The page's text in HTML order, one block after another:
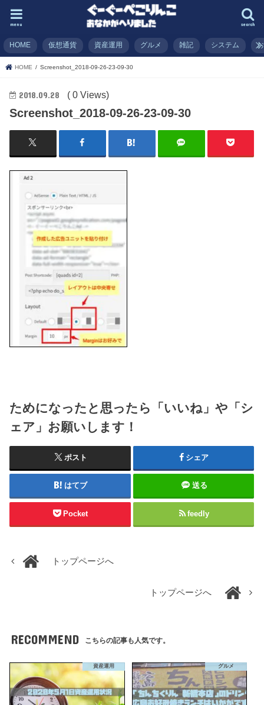
search
menu
HOME 仮想通貨 資産運用 グルメ 雑記 システム
HOME Screenshot_2018-09-26-23-09-30
2018.09.28 ( 0 Views)
Screenshot_2018-09-26-23-09-30
ためになったと思ったら「いいね」や「シ
ェア」お願いします！
ポスト シェア
はてブ 送る
Pocket feedly
トップページへ
トップページへ
RECOMMEND こちらの記事も人気です。
資産運用 グルメ